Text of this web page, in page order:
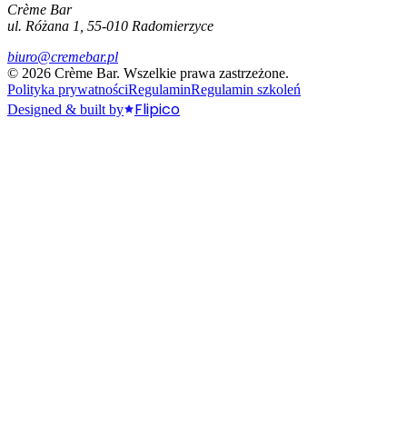
Crème Bar
ul. Różana 1, 55-010 Radomierzyce
biuro@cremebar.pl
© 2026 Crème Bar. Wszelkie prawa zastrzeżone.
Polityka prywatnościRegulaminRegulamin szkoleń
Designed & built by
Flipico